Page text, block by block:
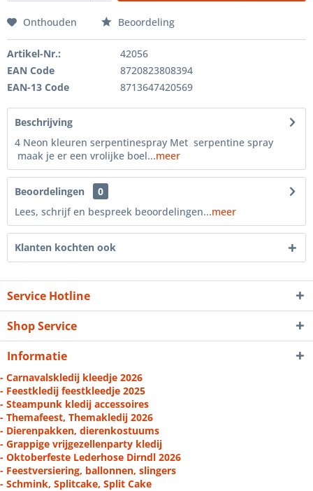
Onthouden Beoordeling
Artikel-Nr.:
42056
EAN Code
8720823808394
EAN-13 Code
8713647420569
Beschrijving
4 Neon kleuren serpentinespray Met serpentine spray
maak je er een vrolijke boel...meer
Beoordelingen
0
Lees, schrijf en bespreek beoordelingen...meer
Klanten kochten ook
Service Hotline
Shop Service
Informatie
- Carnavalskledij kleedje 2026
- Feestkledij feestkleedje 2025
- Steampunk kledij accessoires
- Themafeest, Themakledij 2026
- Dierenpakken, dierenkostuums
- Grappige vrijgezellenparty kledij
- Oktoberfeste Lederhose Dirndl 2026
- Feestversiering, ballonnen, slingers
- Schmink, Splitcake, Split Cake